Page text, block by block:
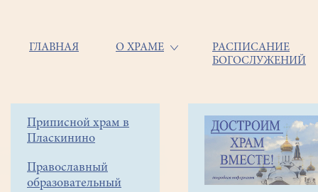
Основная
ГЛАВНАЯ О ХРАМЕ
РАСПИСАНИЕ
БОГОСЛУЖЕНИЙ
Боковое
меню
Приписной храм в
Пласкинино
Православный
образовательный
Строка
навигации
Объявления